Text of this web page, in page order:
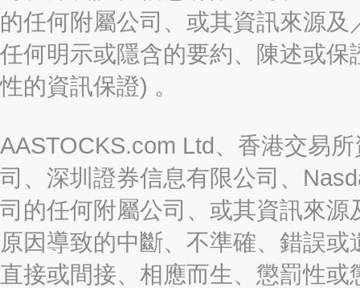
的任何附屬公司、或其資訊來源
任何明示或隱含的要約、陳述或
性的資訊保證) 。
AASTOCKS.com Ltd、香港交易
司、深圳證券信息有限公司、
司的任何附屬公司、或其資訊來
原因導致的中斷、不準確、錯誤
直接或間接、相應而生、懲罰性